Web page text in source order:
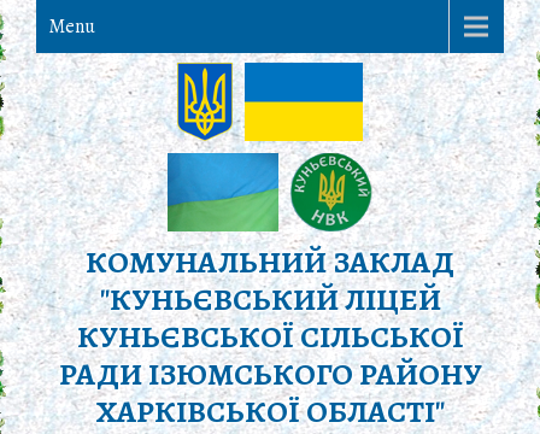
Menu
КОМУНАЛЬНИЙ ЗАКЛАД
"КУНЬЄВСЬКИЙ ЛІЦЕЙ
КУНЬЄВСЬКОЇ СІЛЬСЬКОЇ
РАДИ ІЗЮМСЬКОГО РАЙОНУ
ХАРКІВСЬКОЇ ОБЛАСТІ"